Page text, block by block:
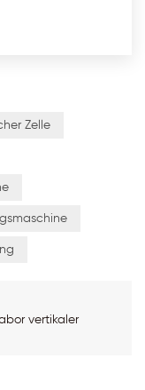
Zelle
vertikaler